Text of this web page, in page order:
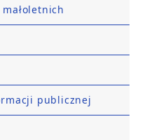
publicznej